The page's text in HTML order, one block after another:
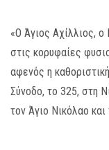
«Ο Άγιος Αχίλλιος,
στις κορυφαίες
αφενός η
Σύνοδο, το 325, στη
τον Άγιο Νικόλαο και